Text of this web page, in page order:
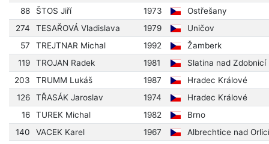
88
ŠTOS Jiří 1973
Ostřešany
274
TESAŘOVÁ Vladislava 1979
Uničov
57
TREJTNAR Michal 1992
Žamberk
119
TROJAN Radek 1981
Slatina nad Zdobnicí
203
TRUMM Lukáš 1987
Hradec Králové
126
TŘASÁK Jaroslav 1974
Hradec Králové
16
TUREK Michal 1982
Brno
140
VACEK Karel 1967
Albrechtice nad Orlicí